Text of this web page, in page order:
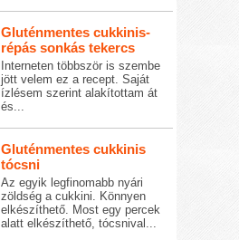
Gluténmentes cukkinis-
répás sonkás tekercs
Interneten többször is szembe
jött velem ez a recept. Saját
ízlésem szerint alakítottam át
és...
Gluténmentes cukkinis
tócsni
Az egyik legfinomabb nyári
zöldség a cukkini. Könnyen
elkészíthető. Most egy percek
alatt elkészíthető, tócsnival...